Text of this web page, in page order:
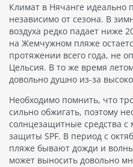
Климат в Нячанге идеально
независимо от сезона. В
воздуха редко падает ниже
на Жемчужном пляже
протяжении всего года, не
Цельсия. В то же время
довольно душно из-за
Необходимо помнить, что
сильно обжигать, поэтому
солнцезащитные средства
защиты SPF. В период с
пляже бывают дожди и
может выносить довольно